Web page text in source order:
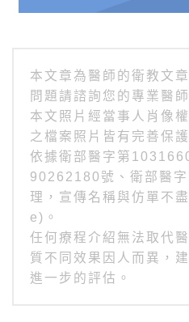
本文章為醫師的衛教文
問題請諮詢您的專業醫師
本文照片經當事人肖像
之檔案照片皆有完善保護
依據衛部醫字第
90262180號、衛部醫
理，宣傳名稱與仿單不
e)。
任何療程介紹無法取代
質不同效果因人而異，
進一步的評估。